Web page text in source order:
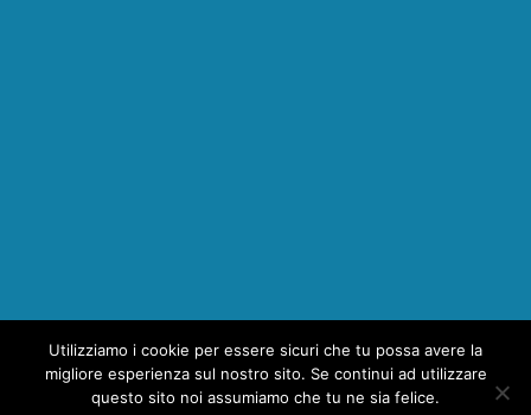
Utilizziamo i cookie per essere sicuri che tu possa avere la
migliore esperienza sul nostro sito. Se continui ad utilizzare
questo sito noi assumiamo che tu ne sia felice.